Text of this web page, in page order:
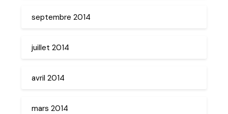
septembre 2014
juillet 2014
avril 2014
mars 2014